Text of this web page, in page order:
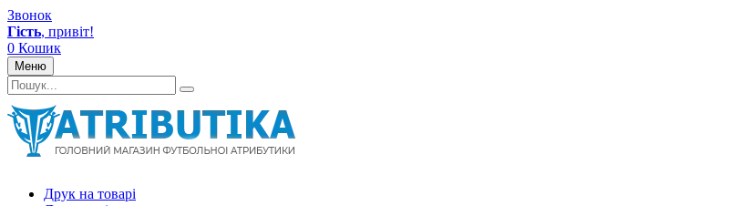
Звонок
Гість, привіт!
0 Кошик
Меню
Друк на товарі